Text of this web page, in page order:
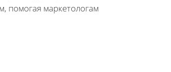
помогая маркетологам